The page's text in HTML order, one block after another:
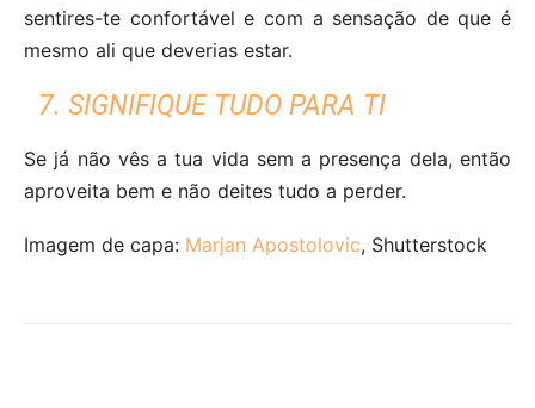
sentires-te confortável e com a sensação de que é
mesmo ali que deverias estar.
7. SIGNIFIQUE TUDO PARA TI
Se já não vês a tua vida sem a presença dela, então
aproveita bem e não deites tudo a perder.
Imagem de capa: Marjan Apostolovic, Shutterstock